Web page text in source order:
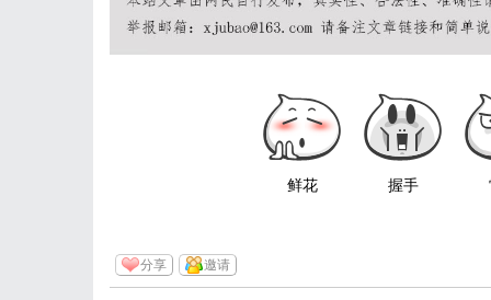
鲜花 握手
分享 邀请